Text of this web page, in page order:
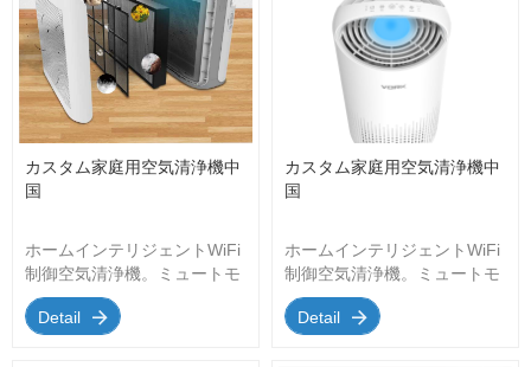
カスタム家庭用空気清浄機中
国
ホームインテリジェントWiFi
制御空気清浄機。ミュートモ
ード。インテリジェントタイ
マー;空気質センサー; 4つの
Detail
カスタム家庭用空気清浄機中
国
ホームインテリジェントWiFi
制御空気清浄機。ミュートモ
ード。インテリジェントタイ
マー;空気質センサー; 4つの
Detail